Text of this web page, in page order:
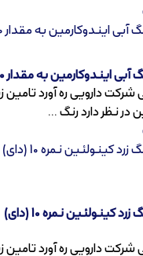
به مقدار 20کیلوگرم
دارویی ره آورد تامین
در نظر دارد رنگ ...
دارویی ره آورد تامین